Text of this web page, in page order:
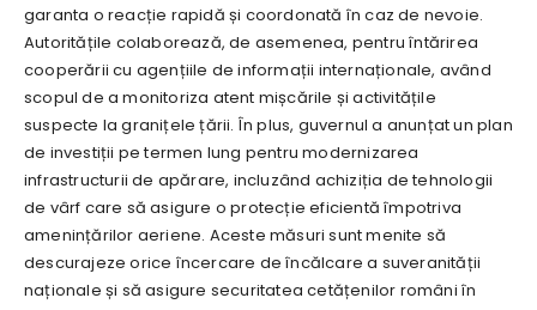
garanta o reacție rapidă și coordonată în caz de nevoie.
Autoritățile colaborează, de asemenea, pentru întărirea
cooperării cu agențiile de informații internaționale, având
scopul de a monitoriza atent mișcările și activitățile
suspecte la granițele țării. În plus, guvernul a anunțat un plan
de investiții pe termen lung pentru modernizarea
infrastructurii de apărare, incluzând achiziția de tehnologii
de vârf care să asigure o protecție eficientă împotriva
amenințărilor aeriene. Aceste măsuri sunt menite să
descurajeze orice încercare de încălcare a suveranității
naționale și să asigure securitatea cetățenilor români în